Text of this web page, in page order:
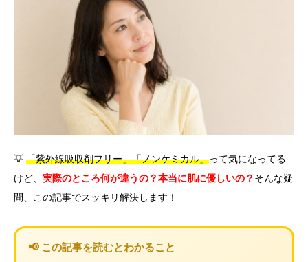
💡 「紫外線吸収剤フリー」「ノンケミカル」って気になってる
けど、 実際のところ何が違うの？本当に肌に優しいの？ そんな疑
問、この記事でスッキリ解決します！
📢 この記事を読むとわかること
한국어 日本語